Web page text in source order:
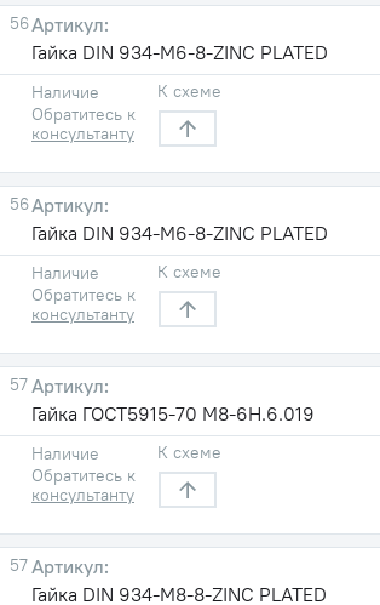
56
Гайка DIN 934-M6-8-ZINC PLATED
Наличие
Обратитесь к
консультанту
К схеме
56
Гайка DIN 934-M6-8-ZINC PLATED
Наличие
Обратитесь к
консультанту
К схеме
57
Гайка ГОСТ5915-70 М8-6Н.6.019
Наличие
Обратитесь к
консультанту
К схеме
57
Гайка DIN 934-M8-8-ZINC PLATED